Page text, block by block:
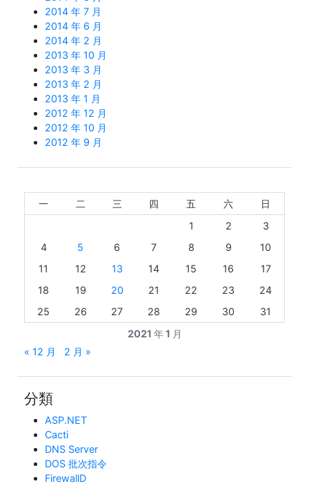
2014 年 7 月
2014 年 6 月
2014 年 2 月
2013 年 10 月
2013 年 3 月
2013 年 2 月
2013 年 1 月
2012 年 12 月
2012 年 10 月
2012 年 9 月
2021 年 1 月
一 二 三 四 五 六
日
1
2
3
4
5 6 7 8 9
10
11
12 13 14 15 16
17
18
19 20 21 22 23
24
25
26 27 28 29 30 31
« 12 月 2 月 »
分類
ASP.NET
Cacti
DNS Server
DOS 批次指令
FirewallD